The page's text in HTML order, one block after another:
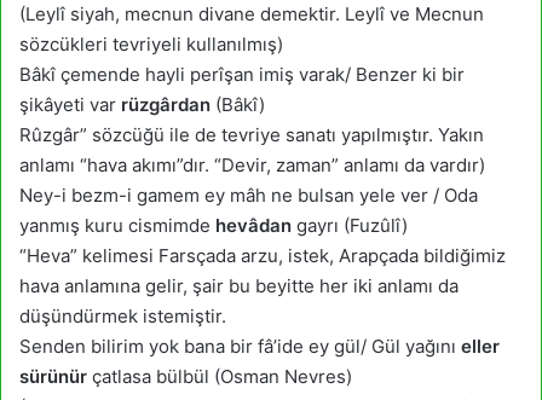
(Leylî siyah, mecnun divane demektir. Leylî ve Mecnun
sözcükleri tevriyeli kullanılmış)
Bâkî çemende hayli perîşan imiş varak/ Benzer ki bir
şikâyeti var rüzgârdan (Bâkî)
Rûzgâr” sözcüğü ile de tevriye sanatı yapılmıştır. Yakın
anlamı “hava akımı”dır. “Devir, zaman” anlamı da vardır)
Ney-i bezm-i gamem ey mâh ne bulsan yele ver / Oda
yanmış kuru cismimde hevâdan gayrı (Fuzûlî)
“Heva” kelimesi Farsçada arzu, istek, Arapçada bildiğimiz
hava anlamına gelir, şair bu beyitte her iki anlamı da
düşündürmek istemiştir.
Senden bilirim yok bana bir fâ’ide ey gül/ Gül yağını eller
sürünür çatlasa bülbül (Osman Nevres)